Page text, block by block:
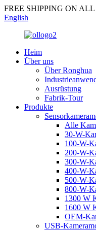
FREE SHIPPING ON
English
Heim
Über uns
Über Ronghua
Ausrüstung
Fabrik-Tour
Produkte
Alle
30-W-
100-W-
200-W-
300-W-
400-W-
500-W-
800-W-
1300 W
1600 W
OEM-
USB-